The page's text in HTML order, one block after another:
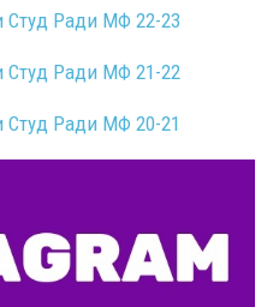
Студ Ради МФ 22-23
Студ Ради МФ 21-22
Студ Ради МФ 20-21